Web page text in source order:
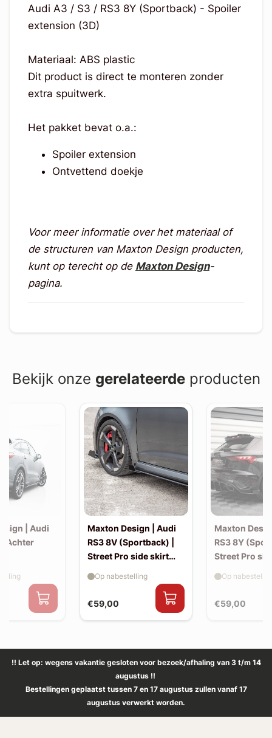
Audi A3 / S3 / RS3 8Y (Sportback) - Spoiler
extension (3D)
Materiaal: ABS plastic
Dit product is direct te monteren zonder
extra spuitwerk.
Het pakket bevat o.a.:
Spoiler extension
Ontvettend doekje
Voor meer informatie over het materiaal of
de structuren van Maxton Design producten,
kunt op terecht op de Maxton Design-
pagina.
Bekijk onze gerelateerdeproducten
| Audi
| Achter
Maxton Design | Audi
RS3 8V (Sportback) |
Street Pro side skirt
€59,00
Op nabestelling
Maxton
RS3 8Y
Street Pro
€59,00
Op
!! Let op: wegens vakantie gesloten voor bezoek/afhaling van 3 t/m 14
augustus !!
Bestellingen geplaatst tussen 7 en 17 augustus zullen vanaf 17
augustus verwerkt worden.